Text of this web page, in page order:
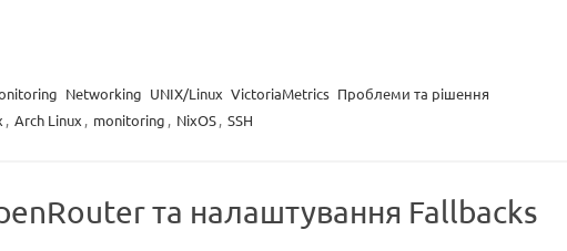
Networking UNIX/Linux VictoriaMetrics Проблеми та рішення
, Arch Linux , monitoring , NixOS, SSH
та налаштування Fallbacks